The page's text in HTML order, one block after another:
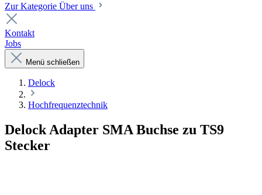
Zur Kategorie Über uns
Kontakt
Jobs
Menü schließen
Delock
Hochfrequenztechnik
Delock Adapter SMA Buchse zu TS9
Stecker